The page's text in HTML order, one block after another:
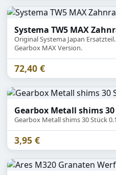
Systema TW5 MAX
Original Systema Japan
Gearbox MAX Version.
72,40 €
Gearbox Metall shims
Gearbox Metall shims 30 Stück
3,95 €